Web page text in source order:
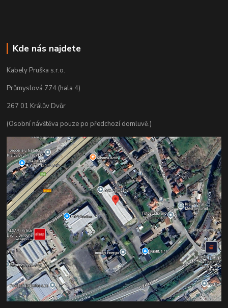
Kde nás najdete
Kabely Pruška s.r.o.
Průmyslová 774 (hala 4)
267 01 Králův Dvůr
(Osobní návštěva pouze po předchozí domluvě.)